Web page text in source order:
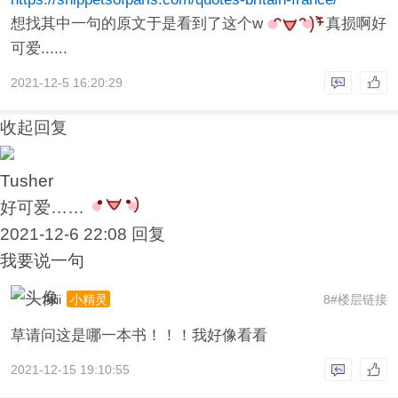
想找其中一句的原文于是看到了这个w
真损啊好
可爱......
2021-12-5 16:20:29
收起回复
Tusher
好可爱……
2021-12-6 22:08 回复
我要说一句
8#楼层链接
Aliii 小精灵
草请问这是哪一本书！！！我好像看看
2021-12-15 19:10:55